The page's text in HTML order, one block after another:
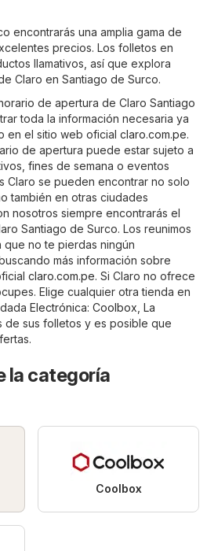
encontrarás una amplia gama de
precios. Los folletos en
llamativos, así que explora
Claro en Santiago de Surco.
de apertura de Claro Santiago
toda la información necesaria ya
en el sitio web oficial claro.com.pe.
de apertura puede estar sujeto a
fines de semana o eventos
Claro se pueden encontrar no solo
también en otras ciudades
nosotros siempre encontrarás el
Santiago de Surco. Los reunimos
no te pierdas ningún
más información sobre
claro.com.pe. Si Claro no ofrece
Elige cualquier otra tienda en
Electrónica: Coolbox La
de sus folletos y es posible que
la categoría
Coolbox